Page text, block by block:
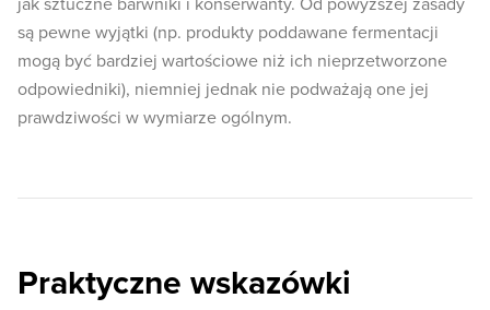
jak sztuczne barwniki i konserwanty. Od powyższej zasady
są pewne wyjątki (np. produkty poddawane fermentacji
mogą być bardziej wartościowe niż ich nieprzetworzone
odpowiedniki), niemniej jednak nie podważają one jej
prawdziwości w wymiarze ogólnym.
Praktyczne wskazówki